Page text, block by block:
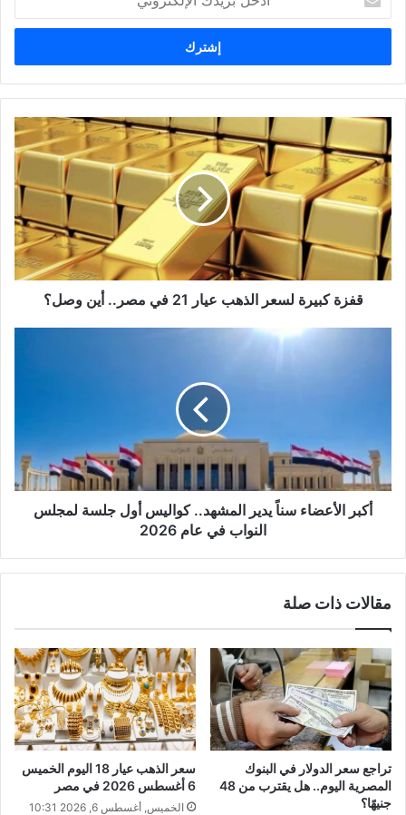
خ
ب
ر
د
ك
ا
ل
إ
ل
ك
ت
ر
قفزة كبيرة لسعر الذهب عيار 21 في مصر.. أين وصل؟
أكبر الأعضاء سناً يدير المشهد.. كواليس أول جلسة لمجلس
النواب في عام 2026
مقالات ذات صلة
تراجع سعر الدولار في البنوك
المصرية اليوم.. هل يقترب من 48
جنيهًا؟
سعر الذهب عيار 18 اليوم الخميس
6 أغسطس 2026 في مصر
الخميس, أغسطس 6, 2026 10:31